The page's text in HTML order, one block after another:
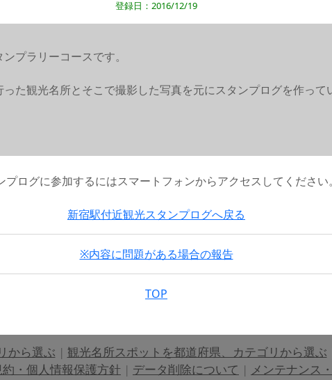
登録日：2016/12/19
プラリーコースです。
た観光名所とそこで撮影した写真を元にスタンプログを作っ
プログに参加するにはスマートフォンからアクセスしてください。
新宿駅付近観光スタンプログへ戻る
※内容に問題がある場合の報告
TOP
から選ぶ | 観光名所スポットを都道府県、カテゴリから選ぶ
・個人情報保護方針 | データ削除について | メンテナンス